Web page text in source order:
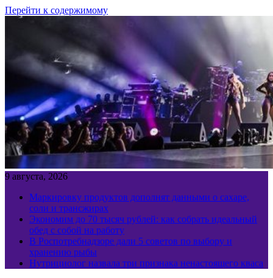
Перейти к содержимому
9 августа, 2026
Маркировку продуктов дополнят данными о сахаре,
соли и трансжирах
Экономим до 70 тысяч рублей: как собрать идеальный
обед с собой на работу
В Роспотребнадзоре дали 5 советов по выбору и
хранению рыбы
Нутрициолог назвала три признака ненастоящего кваса